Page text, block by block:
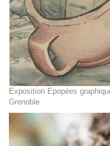
Exposition Epopées
Grenoble